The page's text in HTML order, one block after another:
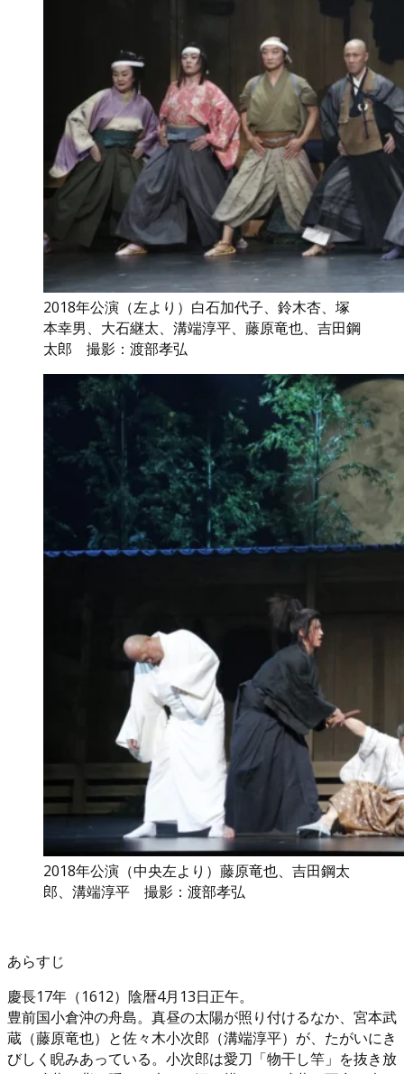
2018年公演（左より）白石加代子、鈴木杏、塚
本幸男、大石継太、溝端淳平、藤原竜也、吉田鋼
太郎 撮影：渡部孝弘
2018年公演（中央左より）藤原竜也、吉田鋼太
郎、溝端淳平 撮影：渡部孝弘
あらすじ
慶長17年（1612）陰暦4月13日正午。
豊前国小倉沖の舟島。真昼の太陽が照り付けるなか、宮本武
蔵（藤原竜也）と佐々木小次郎（溝端淳平）が、たがいにき
びしく睨みあっている。小次郎は愛刀「物干し竿」を抜き放